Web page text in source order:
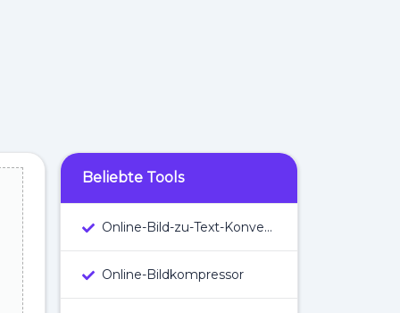
Beliebte Tools
Online-Bild-zu-Text-Konverter
Online-Bildkompressor